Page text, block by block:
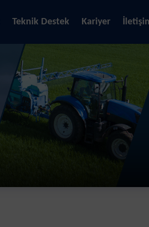
Teknik Destek Kariyer